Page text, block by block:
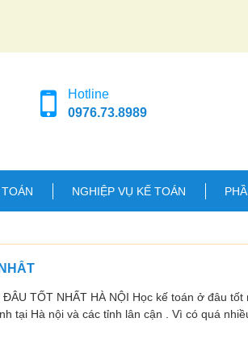
Hotline
0976.73.8989
NGHIỆP VỤ KẾ TOÁN
ĐÂU TỐT NHẤT HÀ NỘI Học kế toán ở đâu tốt
tại Hà nội và các tỉnh lân cận . Vì có quá